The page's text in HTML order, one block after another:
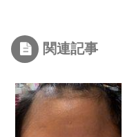
関連記事